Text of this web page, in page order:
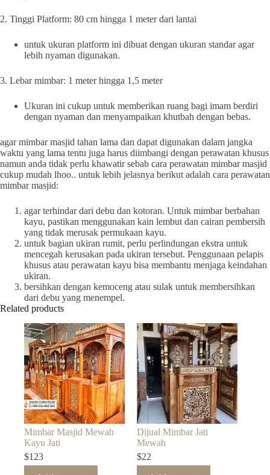
2. Tinggi Platform: 80 cm hingga 1 meter dari lantai
untuk ukuran platform ini dibuat dengan ukuran standar agar
lebih nyaman digunakan.
3. Lebar mimbar: 1 meter hingga 1,5 meter
Ukuran ini cukup untuk memberikan ruang bagi imam berdiri
dengan nyaman dan menyampaikan khutbah dengan bebas.
agar mimbar masjid tahan lama dan dapat digunakan dalam jangka
waktu yang lama tentu juga harus diimbangi dengan perawatan khusus
namun anda tidak perlu khawatir sebab cara perawatan mimbar masjid
cukup mudah lhoo.. untuk lebih jelasnya berikut adalah cara perawatan
mimbar masjid:
agar terhindar dari debu dan kotoran. Untuk mimbar berbahan
kayu, pastikan menggunakan kain lembut dan cairan pembersih
yang tidak merusak permukaan kayu.
untuk bagian ukiran rumit, perlu perlindungan ekstra untuk
mencegah kerusakan pada ukiran tersebut. Penggunaan pelapis
khusus atau perawatan kayu bisa membantu menjaga keindahan
ukiran.
bersihkan dengan kemoceng atau sulak untuk membersihkan
dari debu yang menempel.
Related products
Mimbar Masjid Mewah
Kayu Jati
$123
Dijual Mimbar Jati
Mewah
$22